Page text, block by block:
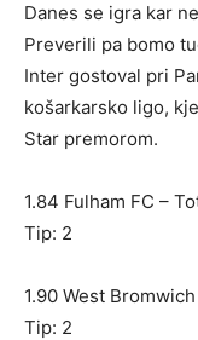
Danes se igra kar
Preverili pa bomo
Inter gostoval pri
košarkarsko ligo,
Star premorom.
1.84 Fulham FC –
Tip: 2
1.90 West
Tip: 2